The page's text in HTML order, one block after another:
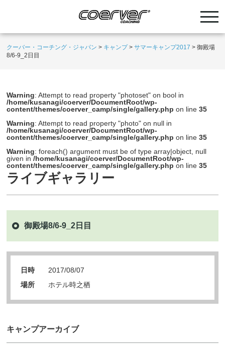
クーバー・コーチング・ジャパン > キャンプ>サマーキャンプ2017 >御殿場
8/6-9_2日目
Warning: Attempt to read property "photoset" on bool in
/home/kusanagi/coerver/DocumentRoot/wp-
content/themes/coerver_camp/single/gallery.php on line35
Warning: Attempt to read property "photo" on null in
/home/kusanagi/coerver/DocumentRoot/wp-
content/themes/coerver_camp/single/gallery.php on line35
Warning: foreach() argument must be of type array|object, null
given in/home/kusanagi/coerver/DocumentRoot/wp-
content/themes/coerver_camp/single/gallery.php on line35
ライブギャラリー
御殿場8/6-9_2日目
日時
2017/08/07
場所
ホテル時之栖
キャンプアーカイブ